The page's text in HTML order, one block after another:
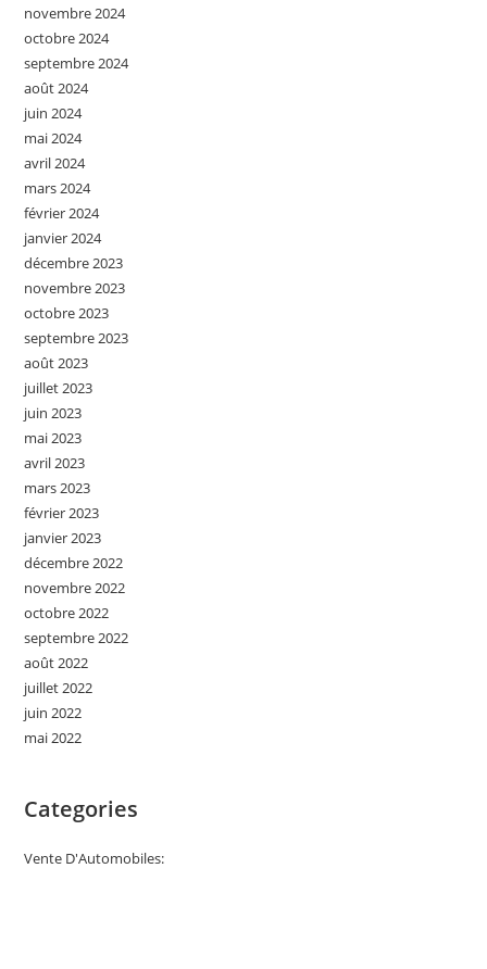
novembre 2024
octobre 2024
septembre 2024
août 2024
juin 2024
mai 2024
avril 2024
mars 2024
février 2024
janvier 2024
décembre 2023
novembre 2023
octobre 2023
septembre 2023
août 2023
juillet 2023
juin 2023
mai 2023
avril 2023
mars 2023
février 2023
janvier 2023
décembre 2022
novembre 2022
octobre 2022
septembre 2022
août 2022
juillet 2022
juin 2022
mai 2022
Categories
Vente D'Automobiles: